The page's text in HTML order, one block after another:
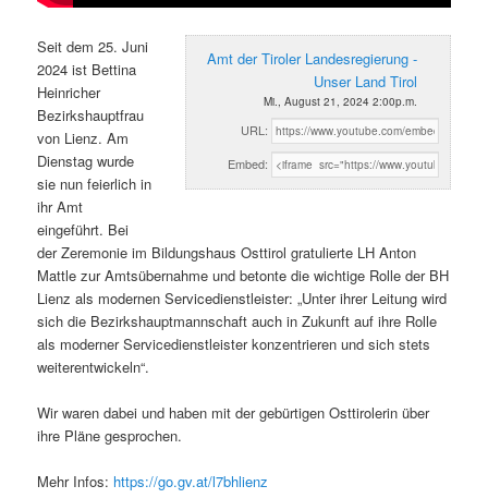
Amt der Tiroler Landesregierung -
Unser Land Tirol
Mi., August 21, 2024 2:00p.m.
URL:
Embed:
Seit dem 25. Juni
2024 ist Bettina
Heinricher
Bezirkshauptfrau
von Lienz. Am
Dienstag wurde
sie nun feierlich in
ihr Amt
eingeführt. Bei
der Zeremonie im Bildungshaus Osttirol gratulierte LH Anton
Mattle zur Amtsübernahme und betonte die wichtige Rolle der BH
Lienz als modernen Servicedienstleister: „Unter ihrer Leitung wird
sich die Bezirkshauptmannschaft auch in Zukunft auf ihre Rolle
als moderner Servicedienstleister konzentrieren und sich stets
weiterentwickeln“.
Wir waren dabei und haben mit der gebürtigen Osttirolerin über
ihre Pläne gesprochen.
Mehr Infos: https://go.gv.at/l7bhlienz